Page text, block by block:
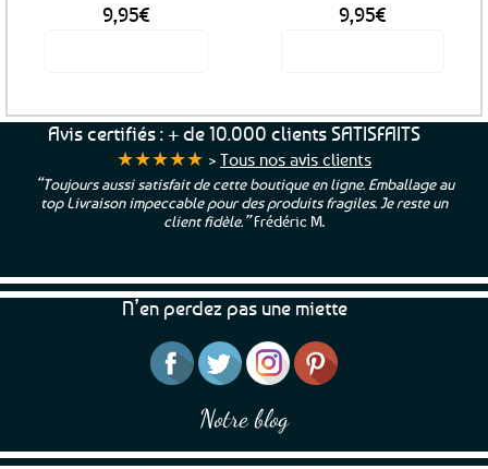
9,95€ 9,95€
Avis certifiés : + de 10.000 clients SATISFAITS
★★★★★ > Tous nos avis clients
“Toujours aussi satisfait de cette boutique en ligne. Emballage au
top Livraison impeccable pour des produits fragiles. Je reste un
client fidèle.”Frédéric M.
N’en perdez pas une miette
Notre blog